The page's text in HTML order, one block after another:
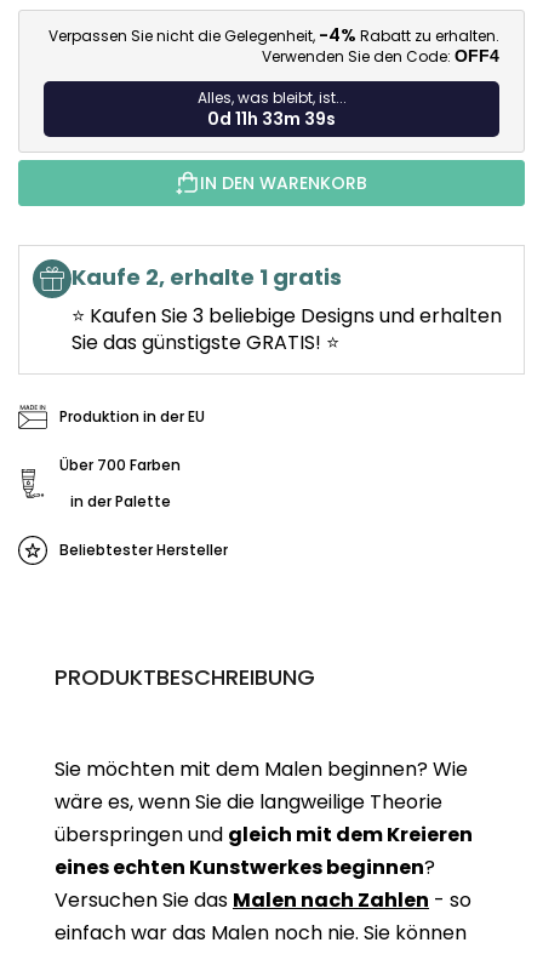
Verpassen Sie nicht die Gelegenheit, -4% Rabatt zu erhalten.
Verwenden Sie den Code: OFF4
Alles, was bleibt, ist...
0d 11h 33m 38s
IN DEN WARENKORB
Kaufe 2, erhalte 1 gratis
⭐ Kaufen Sie 3 beliebige Designs und erhalten
Sie das günstigste GRATIS! ⭐
Produktion in der EU
Über 700 Farben
in der Palette
Beliebtester Hersteller
PRODUKTBESCHREIBUNG
Sie möchten mit dem Malen beginnen? Wie
wäre es, wenn Sie die langweilige Theorie
überspringen und gleich mit dem Kreieren
eines echten Kunstwerkes beginnen?
Versuchen Sie das Malen nach Zahlen - so
einfach war das Malen noch nie. Sie können